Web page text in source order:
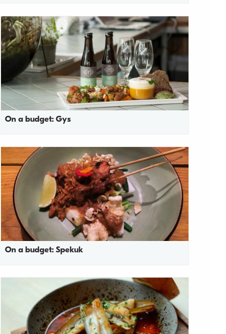
On a budget: Gys
On a budget: Spekuk